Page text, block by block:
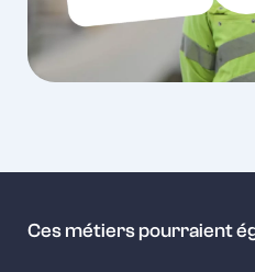
Ces métiers pourraient